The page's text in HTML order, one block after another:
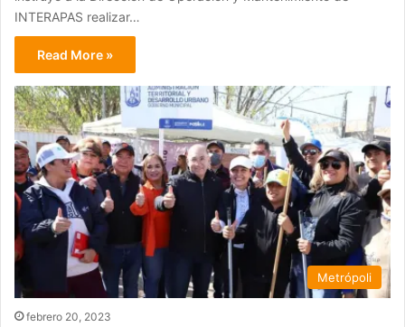
INTERAPAS realizar…
Read More »
Metrópoli
febrero 20, 2023